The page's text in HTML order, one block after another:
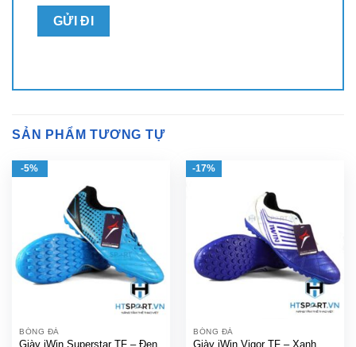
SẢN PHẨM TƯƠNG TỰ
-5%
BÓNG ĐÁ
Giày iWin Superstar TF – Đen
-17%
BÓNG ĐÁ
Giày iWin Vigor TF – Xanh